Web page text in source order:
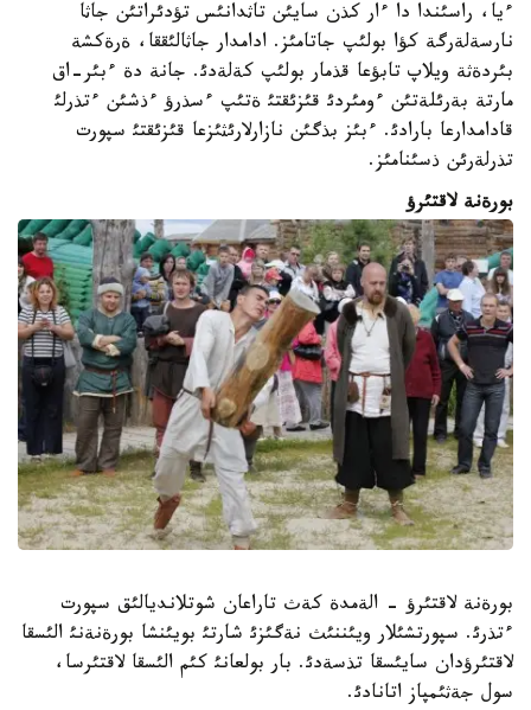
ءيا، راسئندا دا ءار كذن سايئن تاثدانئس تؤدئراتئن جاثا
نارسةلةرگة كؤا بولئپ جاتامئز. ادامدار جاثالئققا، ةرةكشة
بئردةثة ويلاپ تابؤعا قذمار بولئپ كةلةدئ. جانة دة ءبئر-اق
مارتة بةرئلةتئن ءومئردئ قئزئقتئ ةتئپ ءسذرؤ ءذشئن ءتذرلئ
قادامدارعا بارادئ. ءبئز بذگئن نازارلارئثئزعا قئزئقتئ سپورت
تذرلةرئن ذسئنامئز.
بورةنة لاقتئرؤ
بورةنة لاقتئرؤ - الةمدة كةث تاراعان شوتلانديالئق سپورت
ءتذرئ. سپورتشئلار ويئننئث نةگئزئ شارتئ بويئنشا بورةنةنئ الئسقا
لاقتئرؤدان سايئسقا تذسةدئ. بار بولعانئ كئم الئسقا لاقتئرسا،
سول جةثئمپاز اتانادئ.